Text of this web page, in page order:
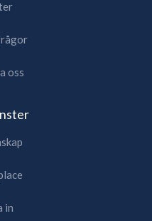
oss
in